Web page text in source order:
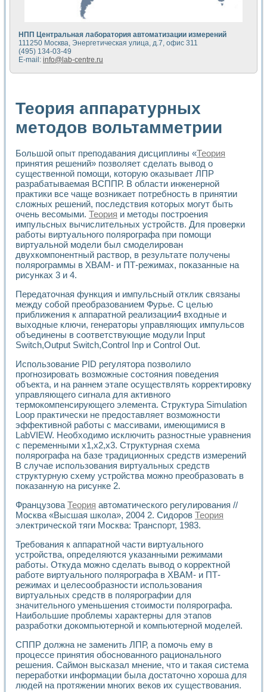
Исследование возможности создания экономичного
Исследование кинетики движения макрочастиц в
Метод прогнозирования свойств дисперсных продуктов
Недорогая система управления сверхпроводящим
Применение технологий NI в курсе экспериментальной
Расчет переноса аэрозоля и выпадения осадка в
Применение NI VISION для геометрического анализа в
Система температурной стабилизации
Управление движением с помощью программно -
Система управления асинхронным тиристорным
Лазерный профилометр
Применение средств NATIONAL INSTRUMENTS для
Разработка автоматизированного стенда для
Автоматизированный стенд рентгеновской диагностики
Высокочувствительные оптоэлектронные
Установка для измерения диэлектрических свойств
Исследование кинетики зарождения и развития
Лабораторный электрический импедансный томограф на
Микрозондовая система для характеризации
Метод траекторий в исследовании
Промышленная автоматизация
Автоматизация технологических процессов получения
Использование систем технического зрения для контроля
Исследование электромагнитных переходных процессов
Применение LabVIEW при разработке обучающих
Разработка виртуальных тренажеров путем
Система блокировок, сигнализации и защиты ускорителя
Управление температурой газовой среды специальной
Разработка программного обеспечения с
Использование технологий NATIONAL INSTRUMENTS
Оборудование для промышленной термотрансферной
Автоматизация реометрических исследований на базе
Применение измерителя иммитанса для исследова¬ния
Исследование электромагнитных переходных процессов
Стенд для исследования электрических переходных
Автоматизация контроля сварных швов на базе
Измерительный контроль с применением
Моделирование надежности и эффективности систем
Лабораторные практикумы и учебные стенды
Автоматизация лабораторного стенда по измерению
Автоматизированные лабораторные комплексы для
Виртуальный прибор для исследования нелинейных
Использование программ ELECTRONICS WORKBENCH-
Лабораторный практикум по дисциплине «Цифровые
Лабораторный практикум по ИНС на основе LabVIEW
Лабораторный практикум по основам теории коммутации
Опыт использования NI LabVIEW для создания
Применение LabVIEW для исследования течения в
Создание виртуальной работы «Изучение магнитных
Обратный маятник
Устройство для изучения основ интерфейсов обмена по
Лабораторный практикум: изучение адиабатического
Стенд для исследования электрических переходных
Система статистической обработки результатов
Автоматизация лазерно-плазменных измерений с
НПП Центральная лаборатория автоматизации измерений
111250 Москва, Энергетическая улица, д.7, офис 311
(495) 134-03-49
E-mail: info@lab-centre.ru
Теория аппаратурных
методов вольтамметрии
Большой опыт преподавания дисциплины «Теория
принятия решений» позволяет сделать вывод о
существенной помощи, которую оказывает ЛПР
разрабатываемая ВСППР. В области инженерной
практики все чаще возникает потребность в принятии
сложных решений, последствия которых могут быть
очень весомыми. Теория и методы построения
импульсных вычислительных устройств. Для проверки
работы виртуального полярографа при помощи
виртуальной модели был смоделирован
двухкомпонентный раствор, в результате получены
полярограммы в ХВАМ- и ПТ-режимах, показанные на
рисунках 3 и 4.
Передаточная функция и импульсный отклик связаны
между собой преобразованием Фурье. С целью
приближения к аппаратной реализации4 входные и
выходные ключи, генераторы управляющих импульсов
объединены в соответствующие модули Input
Switch,Output Switch,Control Inp и Control Out.
Использование PID регулятора позволило
прогнозировать возможные состояния поведения
объекта, и на раннем этапе осуществлять корректировку
управляющего сигнала для активного
термокомпенсирующего элемента. Структура Simulation
Loop практически не предоставляет возможности
эффективной работы с массивами, имеющимися в
LabVIEW. Необходимо исключить разностные уравнения
с переменными х1,х2,х3. Структурная схема
полярографа на базе традиционных средств измерений
В случае использования виртуальных средств
структурную схему устройства можно преобразовать в
показанную на рисунке 2.
ФранцузоваТеория автоматического регулирования //
Москва «Высшая школа», 2004 2. Сидоров Теория
электрической тяги Москва: Транспорт, 1983.
Требования к аппаратной части виртуального
устройства, определяются указанными режимами
работы. Откуда можно сделать вывод о корректной
работе виртуального полярографа в ХВАМ- и ПТ-
режимах и целесообразности использования
виртуальных средств в полярографии для
значительного уменьшения стоимости полярографа.
Наибольшие проблемы характерны для этапов
разработки докомпьютерной и компьютерной моделей.
СППР должна не заменить ЛПР, а помочь ему в
процессе принятия обоснованного рационального
решения. Саймон высказал мнение, что и такая система
переработки информации была достаточно хороша для
людей на протяжении многих веков их существования.